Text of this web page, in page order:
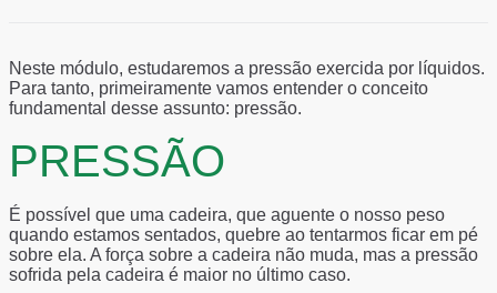
Neste módulo, estudaremos a pressão exercida por líquidos.
Para tanto, primeiramente vamos entender o conceito
fundamental desse assunto: pressão.
PRESSÃO
É possível que uma cadeira, que aguente o nosso peso
quando estamos sentados, quebre ao tentarmos ficar em pé
sobre ela. A força sobre a cadeira não muda, mas a pressão
sofrida pela cadeira é maior no último caso.